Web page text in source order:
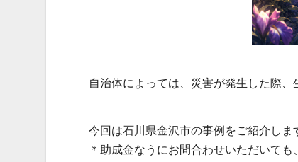
自治体によっては、災害が発生した際、
今回は石川県金沢市の事例をご紹介しま
＊助成金なうにお問合わせいただいて